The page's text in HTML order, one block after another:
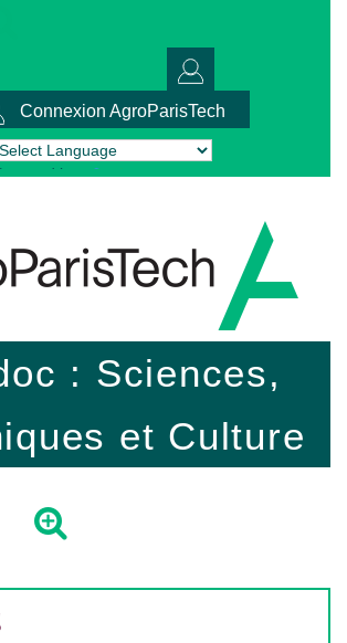
Connexion AgroParisTech
by Translate
: Sciences,
et Culture